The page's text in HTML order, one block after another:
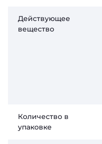
Действующее
вещество
Количество в
упаковке